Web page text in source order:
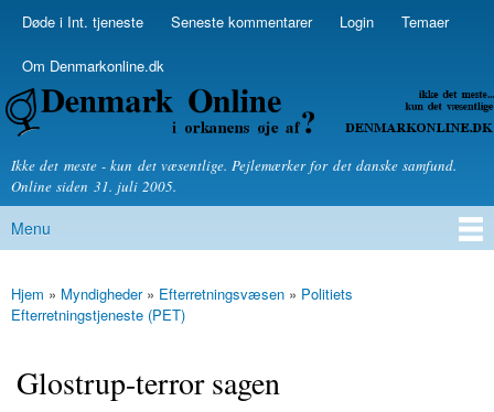
Skip to
Secondary menu
Døde i Int. tjeneste Seneste kommentarer Login Temaer
Om Denmarkonline.dk
Denmarkonline.dk - blognyheder om politik
Ikke det meste - kun det væsentlige. Pejlemærker for det danske samfund.
Online siden 31. juli 2005.
Main menu
Menu
You are here
Hjem » Myndigheder» Efterretningsvæsen » Politiets
Efterretningstjeneste (PET)
Glostrup-terror sagen